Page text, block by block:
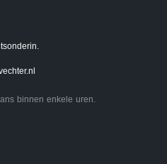
binnen enkele uren.